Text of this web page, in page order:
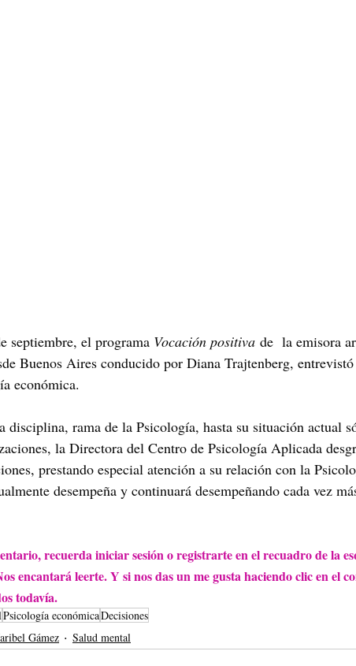
septiembre, el programa Vocación positiva de  la emisora
Buenos Aires conducido por Diana Trajtenberg,
económica.
disciplina, rama de la Psicología, hasta su situación actual
la Directora del Centro de Psicología Aplicada
prestando especial atención a su relación con la
desempeña y continuará desempeñando cada vez
recuerda iniciar sesión o registrarte en el recuadro de la
encantará leerte. Y si nos das un me gusta haciendo clic en el
todavía.
Psicología económicaDecisiones
Gámez Salud mental